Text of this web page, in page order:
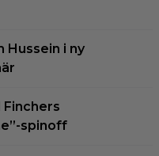
Hussein i ny
Finchers
spinoff